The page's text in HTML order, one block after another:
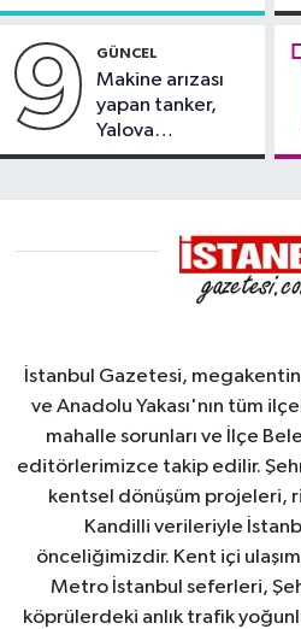
9 GÜNCEL
Makine arızası
yapan tanker,
Yalova
Demirleme
İstanbul Gazetesi, megakentin
ve Anadolu Yakası'nın tüm
mahalle sorunları ve İlçe
editörlerimizce takip edilir.
kentsel dönüşüm projeleri,
Kandilli verileriyle
önceliğimizdir. Kent içi
Metro İstanbul seferleri,
köprülerdeki anlık trafik